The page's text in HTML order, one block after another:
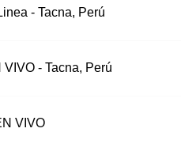
- Tacna, Perú
- Tacna, Perú
VIVO